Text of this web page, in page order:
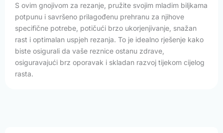
S ovim gnojivom za rezanje, pružite svojim mladim biljkama
potpunu i savršeno prilagođenu prehranu za njihove
specifične potrebe, potičući brzo ukorjenjivanje, snažan
rast i optimalan uspjeh rezanja. To je idealno rješenje kako
biste osigurali da vaše reznice ostanu zdrave,
osiguravajući brz oporavak i skladan razvoj tijekom cijelog
rasta.